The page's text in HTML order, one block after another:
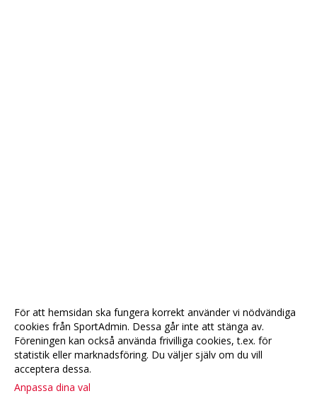
För att hemsidan ska fungera korrekt använder vi nödvändiga
cookies från SportAdmin. Dessa går inte att stänga av.
Föreningen kan också använda frivilliga cookies, t.ex. för
statistik eller marknadsföring. Du väljer själv om du vill
acceptera dessa.
Anpassa dina val